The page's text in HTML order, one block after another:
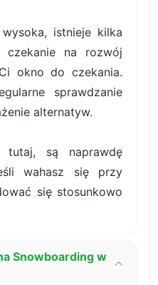
istnieje kilka
czekanie na rozwój
okno do czekania.
sprawdzanie
alternatyw.
są naprawdę
wahasz się przy
się stosunkowo
Snowboarding w